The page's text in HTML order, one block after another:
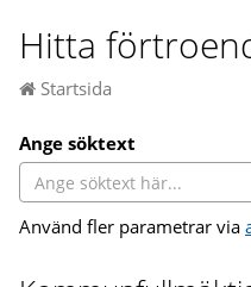
Hitta
Startsida
Ange söktext
Använd fler parametrar via